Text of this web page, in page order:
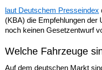
laut Deutschem Presseindex
(KBA) die Empfehlungen der
noch keinen Gesetzentwurf
Welche Fahrzeuge
Auf dem deutschen Markt